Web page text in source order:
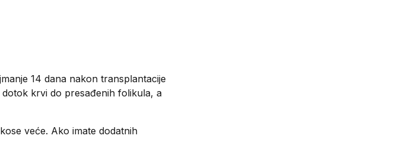
14 dana nakon transplantacije
krvi do presađenih folikula, a
veće. Ako imate dodatnih